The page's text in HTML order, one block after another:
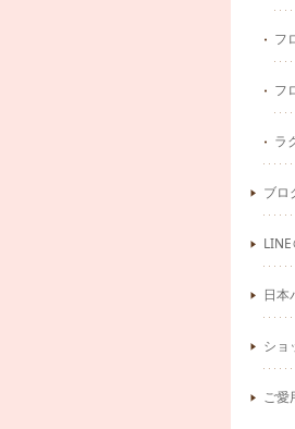
フ
フ
ラ
ブロ
LINE
日本
ショ
ご愛